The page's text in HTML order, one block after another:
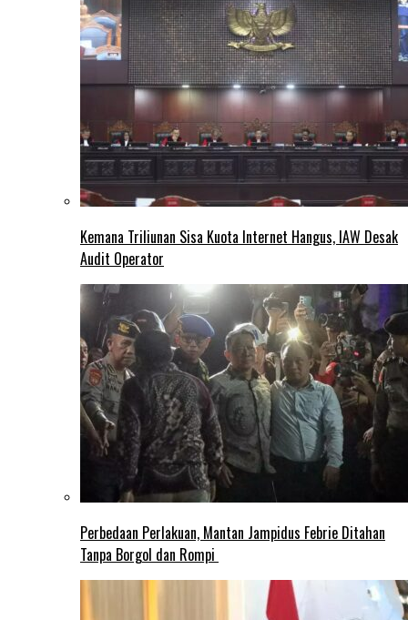
Kemana Triliunan Sisa Kuota Internet Hangus, IAW Desak
Audit Operator
Perbedaan Perlakuan, Mantan Jampidus Febrie Ditahan
Tanpa Borgol dan Rompi